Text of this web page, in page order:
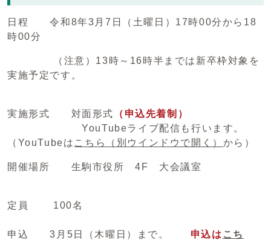
日程 令和8年3月7日（土曜日）17時00分から18
時00分
（注意）13時～16時半までは新卒枠対象を
実施予定です。
実施形式 対面形式
（申込先着制）
YouTubeライブ配信も行います。
（YouTubeは こちら （別ウインドウで開く） から）
開催場所 生駒市役所 4F 大会議室
定員 100名
申込 3月5日（木曜日）まで。 申込は こち